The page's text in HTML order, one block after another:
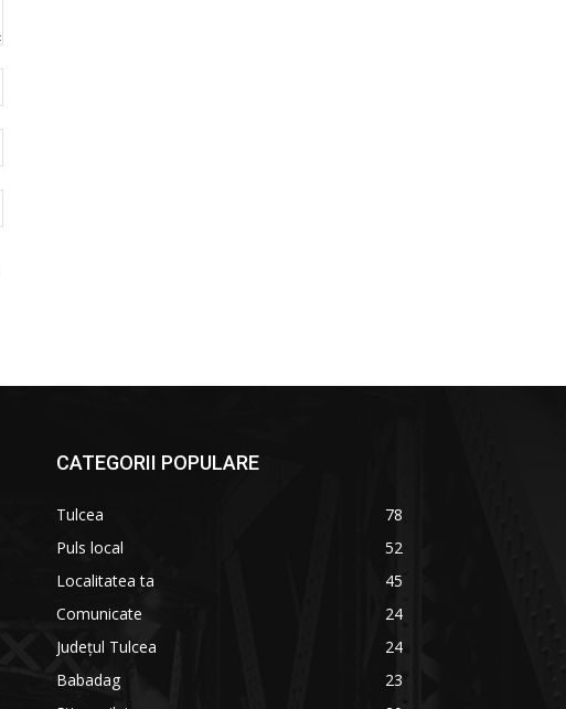
CATEGORII POPULARE
Tulcea
78
Puls local
52
Localitatea ta
45
Comunicate
24
Județul Tulcea
24
Babadag
23